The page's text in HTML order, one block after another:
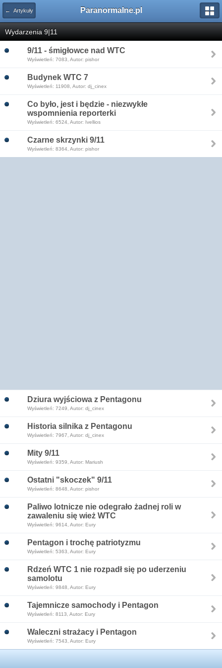
← Artykuły Paranormalne.pl
Wydarzenia 9|11
9/11 - śmigłowce nad WTC
Wyświetleń: 7083, Autor: pishor
Budynek WTC 7
Wyświetleń: 11908, Autor: dj_cinex
Co było, jest i będzie - niezwykłe
wspomnienia reporterki
Wyświetleń: 6524, Autor: Ivellios
Czarne skrzynki 9/11
Wyświetleń: 8364, Autor: pishor
Dziura wyjściowa z Pentagonu
Wyświetleń: 7249, Autor: dj_cinex
Historia silnika z Pentagonu
Wyświetleń: 7967, Autor: dj_cinex
Mity 9/11
Wyświetleń: 9359, Autor: Mariush
Ostatni "skoczek" 9/11
Wyświetleń: 8648, Autor: pishor
Paliwo lotnicze nie odegrało żadnej roli w
zawaleniu się wież WTC
Wyświetleń: 9614, Autor: Eury
Pentagon i trochę patriotyzmu
Wyświetleń: 5363, Autor: Eury
Rdzeń WTC 1 nie rozpadł się po uderzeniu
samolotu
Wyświetleń: 9848, Autor: Eury
Tajemnicze samochody i Pentagon
Wyświetleń: 8113, Autor: Eury
Waleczni strażacy i Pentagon
Wyświetleń: 7543, Autor: Eury